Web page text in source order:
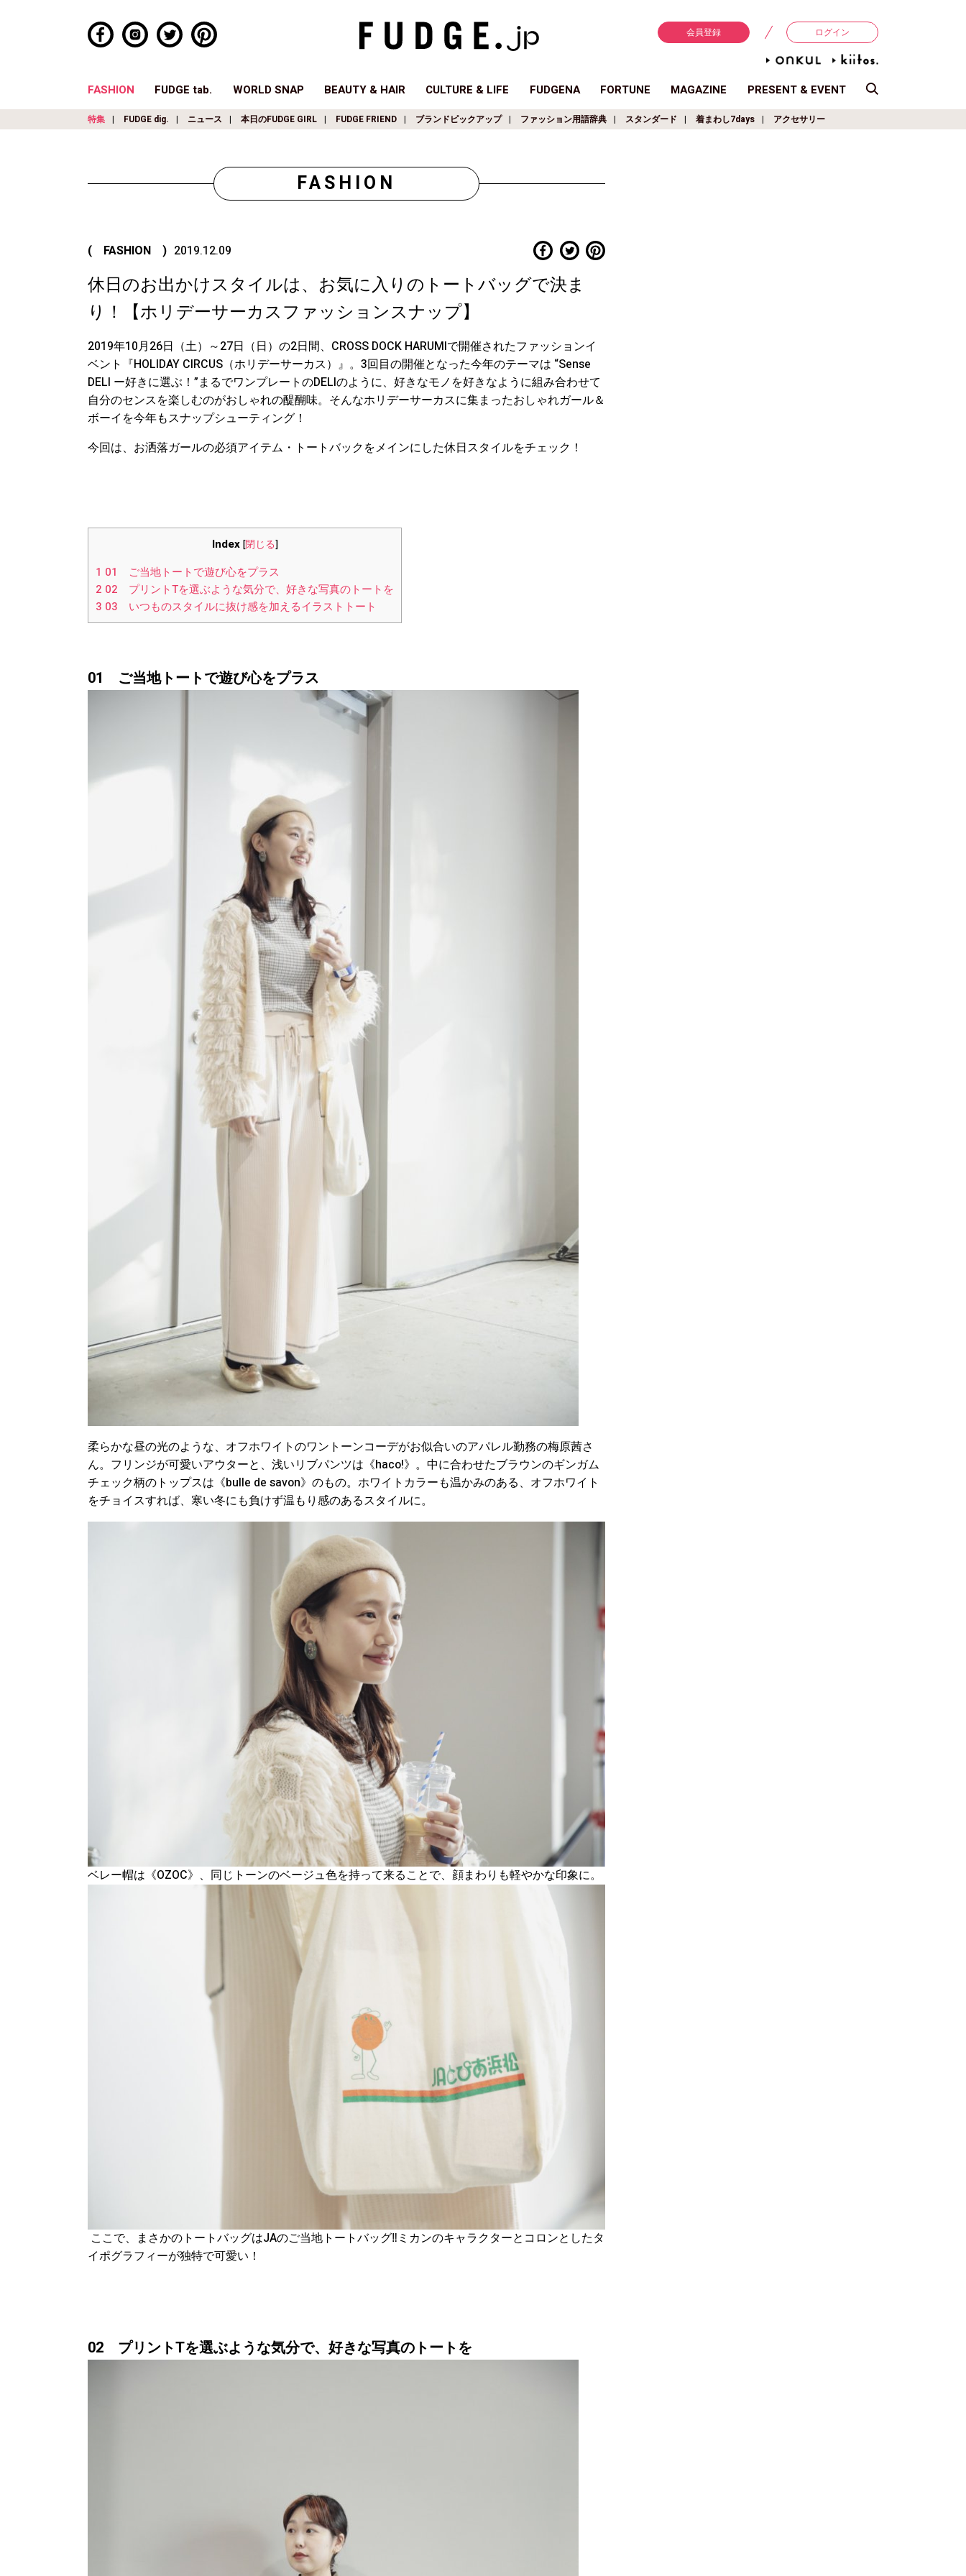
会員登録 ログイン
FASHION FUDGE tab. WORLD SNAP BEAUTY & HAIR CULTURE & LIFE FUDGENA FORTUNE MAGAZINE PRESENT & EVENT
特集 FUDGE dig. ニュース 本日のFUDGE GIRL FUDGE FRIEND ブランドピックアップ ファッション用語辞典 スタンダード 着まわし7days アクセサリー
FASHION
( FASHION ) 2019.12.09
休日のお出かけスタイルは、お気に入りのトートバッグで決ま
り！【ホリデーサーカスファッションスナップ】
2019年10月26日（土）～27日（日）の2日間、CROSS DOCK HARUMIで開催されたファッションイ
ベント『HOLIDAY CIRCUS（ホリデーサーカス）』。3回目の開催となった今年のテーマは “Sense
DELI ー好きに選ぶ！”まるでワンプレートのDELIのように、好きなモノを好きなように組み合わせて
自分のセンスを楽しむのがおしゃれの醍醐味。そんなホリデーサーカスに集まったおしゃれガール＆
ボーイを今年もスナップシューティング！
今回は、お洒落ガールの必須アイテム・トートバックをメインにした休日スタイルをチェック！
Index [閉じる]
1 01 ご当地トートで遊び心をプラス
2 02 プリントTを選ぶような気分で、好きな写真のトートを
3 03 いつものスタイルに抜け感を加えるイラストトート
01 ご当地トートで遊び心をプラス
柔らかな昼の光のような、オフホワイトのワントーンコーデがお似合いのアパレル勤務の梅原茜さ
ん。フリンジが可愛いアウターと、浅いリブパンツは《haco!》。中に合わせたブラウンのギンガム
チェック柄のトップスは《bulle de savon》のもの。ホワイトカラーも温かみのある、オフホワイト
をチョイスすれば、寒い冬にも負けず温もり感のあるスタイルに。
ベレー帽は《OZOC》、同じトーンのベージュ色を持って来ることで、顔まわりも軽やかな印象に。
ここで、まさかのトートバッグはJAのご当地トートバッグ‼︎ミカンのキャラクターとコロンとしたタ
イポグラフィーが独特で可愛い！
02 プリントTを選ぶような気分で、好きな写真のトートを